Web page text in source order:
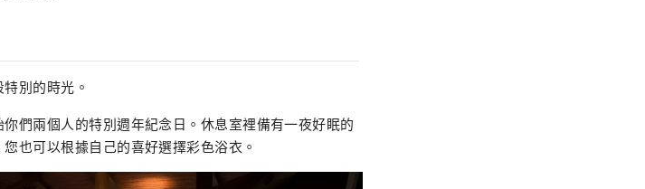
別的時光。
們兩個人的特別週年紀念日。休息室裡備有一夜好眠的
也可以根據自己的喜好選擇彩色浴衣。